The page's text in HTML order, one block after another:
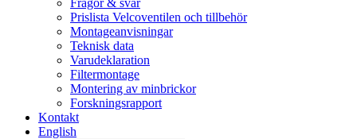
Frågor & svar
Prislista Velcoventilen och tillbehör
Montageanvisningar
Teknisk data
Varudeklaration
Filtermontage
Montering av minbrickor
Forskningsrapport
Kontakt
English